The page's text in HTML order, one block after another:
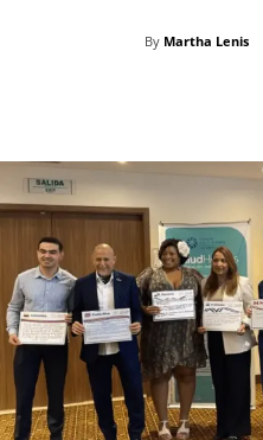
By Martha Lenis